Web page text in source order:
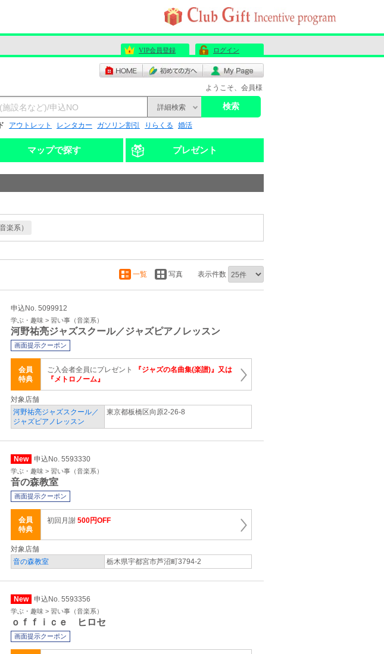
VIP会員登録 ログイン
ようこそ、会員様
詳細検索 検索
アウトレット レンタカー ガソリン割引 りらくる 婚活
マップで探す プレゼント
楽系）
一覧 写真 表示件数
申込No. 5099912
学ぶ・趣味 > 習い事（音楽系）
河野祐亮ジャズスクール／ジャズピアノレッスン
画面提示クーポン
会員
特典
ご入会者全員にプレゼント
『ジャズの名曲集(楽譜)』又は
『メトロノーム』
対象店舗
河野祐亮ジャズスクール／
ジャズピアノレッスン
東京都板橋区向原2-26-8
New 申込No. 5593330
学ぶ・趣味 > 習い事（音楽系）
音の森教室
画面提示クーポン
会員
特典
初回月謝 500円OFF
対象店舗
音の森教室
栃木県宇都宮市芦沼町3794-2
New 申込No. 5593356
学ぶ・趣味 > 習い事（音楽系）
ｏｆｆｉｃｅ ヒロセ
画面提示クーポン